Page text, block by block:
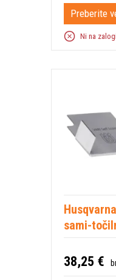
Preberite
Ni na zalogi
sami-
38,25 €